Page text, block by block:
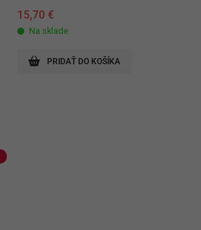
15,70 €
Na sklade
PRIDAŤ DO KOŠÍKA